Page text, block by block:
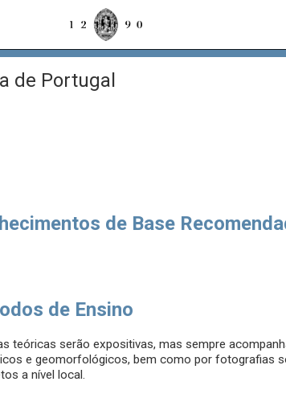
de Portugal
de Base
de Ensino
teóricas serão expositivas, mas sempre
e geomorfológicos, bem como por fotografias
a nível local.